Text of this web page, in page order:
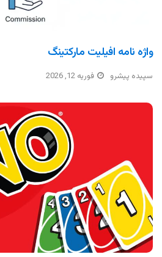
واژه نامه افیلیت مارکتینگ
سپیده پیشرو فوریه 12, 2026